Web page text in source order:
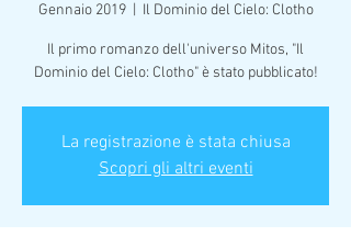
Gennaio 2019
  |
Il Dominio del Cielo: Clotho
Il primo romanzo dell'universo Mitos, "Il
Dominio del Cielo: Clotho" è stato pubblicato!
La registrazione è stata chiusa
Scopri gli altri eventi